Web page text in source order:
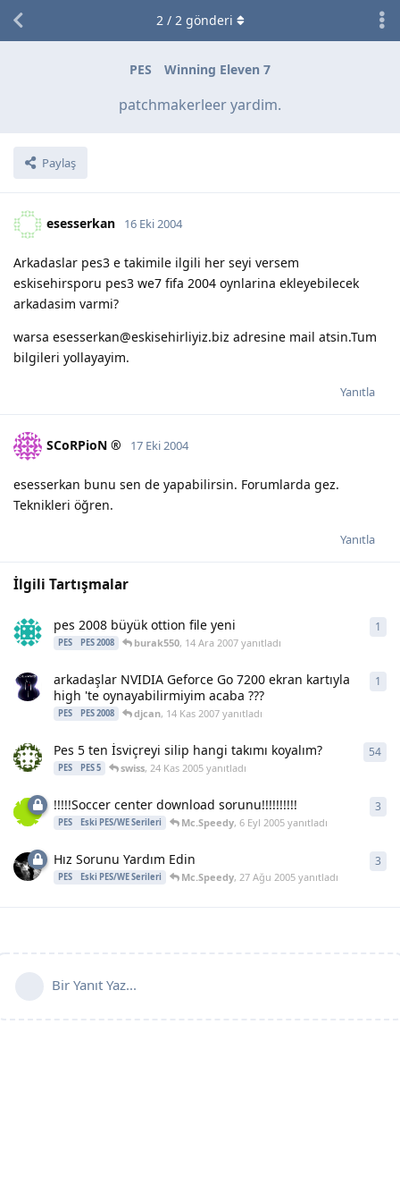
PES Winning Eleven 7
patchmakerleer yardim.
Paylaş
2/ 2gönderi
esesserkan 16 Eki 2004
Arkadaslar pes3 e takimile ilgili her seyi versem
eskisehirsporu pes3 we7 fifa 2004 oynlarina ekleyebilecek
arkadasim varmi?
warsa esesserkan@eskisehirliyiz.biz adresine mail atsin.Tum
bilgileri yollayayim.
Yanıtla
SCoRPioN ® 17 Eki 2004
esesserkan bunu sen de yapabilirsin. Forumlarda gez.
Teknikleri öğren.
Yanıtla
İlgili Tartışmalar
pes 2008 büyük ottion file yeni
PES PES 2008 burak550, 14 Ara 2007yanıtladı
1
arkadaşlar NVIDIA Geforce Go 7200 ekran kartıyla
high 'te oynayabilirmiyim acaba ???
PES PES 2008 djcan, 14 Kas 2007yanıtladı
1
Pes 5 ten İsviçreyi silip hangi takımı koyalım?
PES PES 5 swiss, 24 Kas 2005yanıtladı
54
!!!!!Soccer center download sorunu!!!!!!!!!!
PES Eski PES/WE Serileri Mc.Speedy, 6 Eyl 2005yanıtladı
3
Hız Sorunu Yardım Edin
PES Eski PES/WE Serileri Mc.Speedy, 27 Ağu 2005yanıtladı
3
Bir Yanıt Yaz...